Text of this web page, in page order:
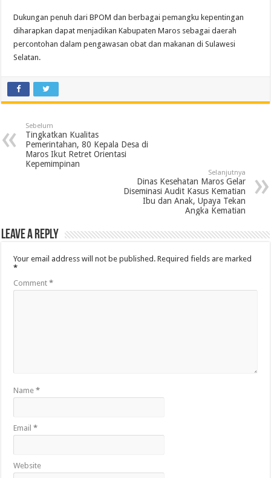
Dukungan penuh dari BPOM dan berbagai pemangku kepentingan
diharapkan dapat menjadikan Kabupaten Maros sebagai daerah
percontohan dalam pengawasan obat dan makanan di Sulawesi
Selatan.
Sebelum
Tingkatkan Kualitas
Pemerintahan, 80 Kepala Desa di
Maros Ikut Retret Orientasi
Kepemimpinan
Selanjutnya
Dinas Kesehatan Maros Gelar
Diseminasi Audit Kasus Kematian
Ibu dan Anak, Upaya Tekan
Angka Kematian
Leave a Reply
Your email address will not be published. Required fields are marked
*
Comment*
Name*
Email*
Website